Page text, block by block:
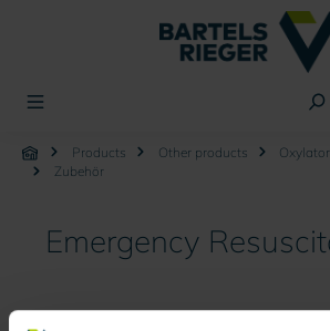
Products Other products
Zubehör
Emergency